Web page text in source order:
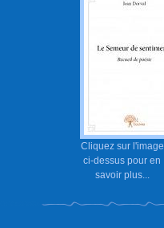
Cliquez sur l'image
ci-dessus pour en
savoir plus...